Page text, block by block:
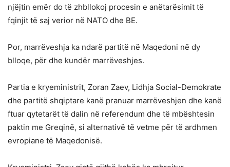
njëjtin emër do të zhbllokoj procesin e anëtarësimit të
fqinjit të saj verior në NATO dhe BE.
Por, marrëveshja ka ndarë partitë në Maqedoni në dy
blloqe, për dhe kundër marrëveshjes.
Partia e kryeministrit, Zoran Zaev, Lidhja Social-Demokrate
dhe partitë shqiptare kanë pranuar marrëveshjen dhe kanë
ftuar qytetarët të dalin në referendum dhe të mbështesin
paktin me Greqinë, si alternativë të vetme për të ardhmen
evropiane të Maqedonisë.